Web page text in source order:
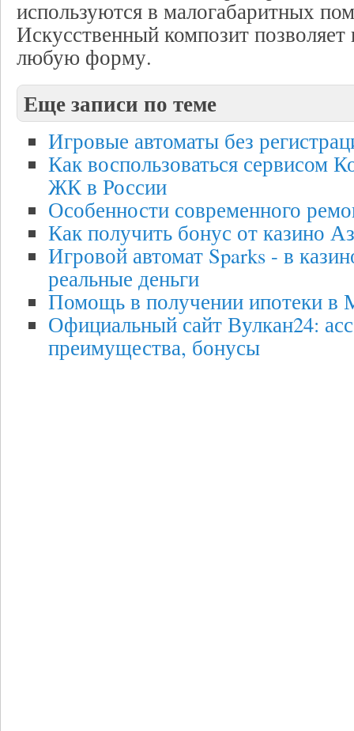
используются в малогабаритных
Искусственный композит
любую форму.
Еще записи по теме
Игровые автоматы без
Как воспользоваться сервисом
ЖК в России
Особенности современного
Как получить бонус от казино
Игровой автомат Sparks - в
реальные деньги
Помощь в получении ипотеки в
Официальный сайт Вулкан24:
преимущества, бонусы